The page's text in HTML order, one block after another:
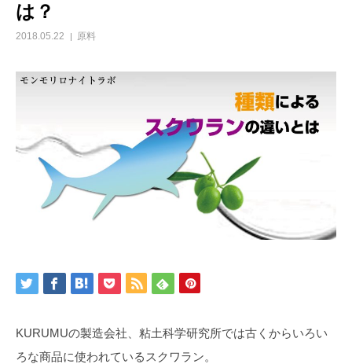
は？
2018.05.22 原料
KURUMUの製造会社、粘土科学研究所では古くからいろい
ろな商品に使われているスクワラン。